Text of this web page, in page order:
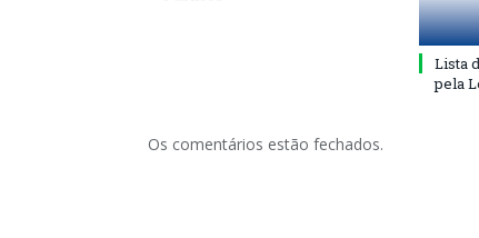
Lista
pela
Os comentários estão fechados.